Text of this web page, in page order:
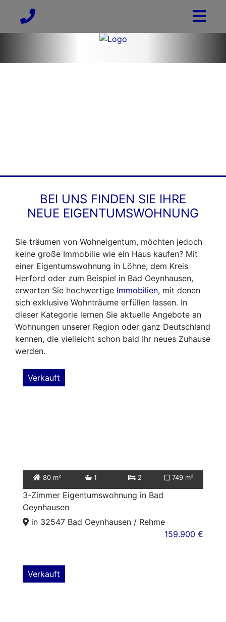
BEI UNS FINDEN SIE IHRE
NEUE EIGENTUMSWOHNUNG
Sie träumen von Wohneigentum, möchten jedoch
keine große Immobilie wie ein Haus kaufen? Mit
einer Eigentumswohnung in Löhne, dem Kreis
Herford oder zum Beispiel in Bad Oeynhausen,
erwarten Sie hochwertige Immobilien, mit denen
sich exklusive Wohnträume erfüllen lassen. In
dieser Kategorie lernen Sie aktuelle Angebote an
Wohnungen unserer Region oder ganz Deutschland
kennen, die vielleicht schon bald Ihr neues Zuhause
werden.
Verkauft
80 m² 1 2 749 m²
3-Zimmer Eigentumswohnung in Bad
Oeynhausen
in 32547 Bad Oeynhausen / Rehme
159.900 €
Verkauft